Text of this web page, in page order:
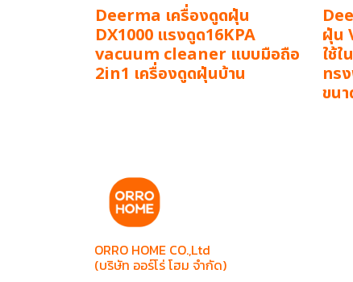
Deerma เครื่องดูดฝุ่น
DX1000 แรงดูด16KPA
vacuum cleaner แบบมือถือ
2in1 เครื่องดูดฝุ่นบ้าน
ฝุ่น
ใช้
ทร
ขน
ORRO HOME CO.,Ltd
(บริษัท ออร์โร่ โฮม จำกัด)